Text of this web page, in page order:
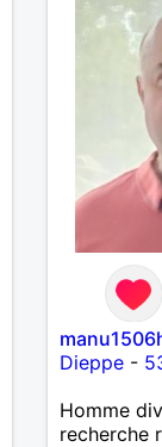
Dieppe-
Homme
recherche